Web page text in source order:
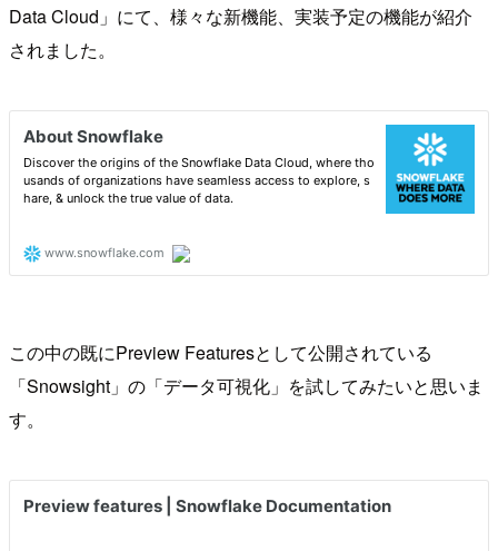
Data Cloud」にて、様々な新機能、実装予定の機能が紹介
されました。
この中の既にPreview Featuresとして公開されている
「Snowsight」の「データ可視化」を試してみたいと思いま
す。